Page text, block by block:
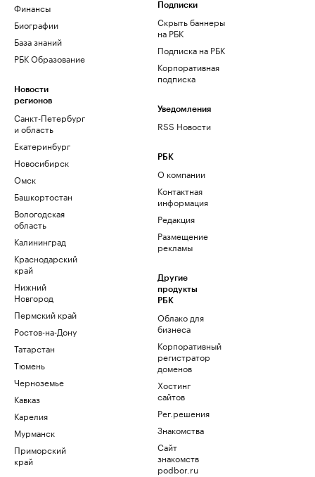
Финансы
Биографии
База знаний
РБК Образование
Новости
регионов
Санкт-Петербург
и область
Екатеринбург
Новосибирск
Омск
Башкортостан
Вологодская
область
Калининград
Краснодарский
край
Нижний
Новгород
Пермский край
Ростов-на-Дону
Татарстан
Тюмень
Черноземье
Кавказ
Карелия
Мурманск
Приморский
край
Подписки
Скрыть баннеры
на РБК
Подписка на РБК
Корпоративная
подписка
Уведомления
RSS Новости
РБК
О компании
Контактная
информация
Редакция
Размещение
рекламы
Другие
продукты
РБК
Облако для
бизнеса
Корпоративный
регистратор
доменов
Хостинг
сайтов
Рег.решения
Знакомства
Сайт
знакомств
podbor.ru